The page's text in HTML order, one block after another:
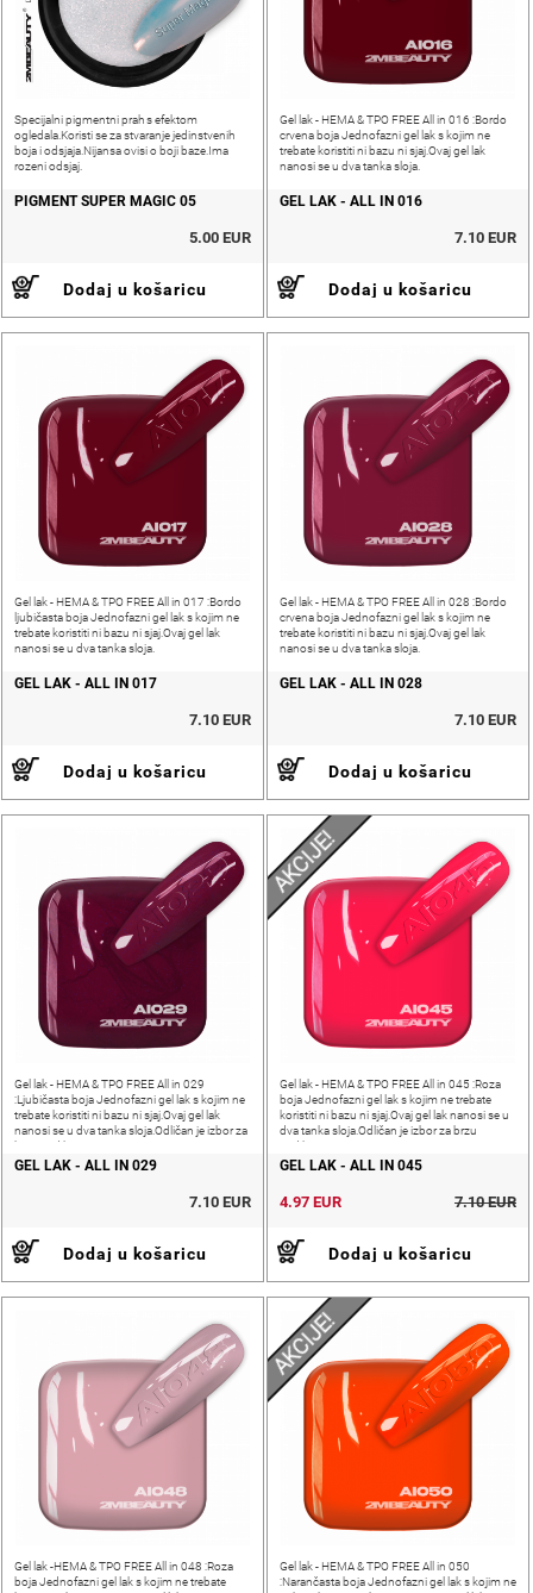
Specijalni pigmentni prah s efektom
ogledala.Koristi se za stvaranje jedinstvenih
boja i odsjaja.Nijansa ovisi o boji baze.Ima
rozeni odsjaj.
PIGMENT SUPER MAGIC 05
5.00 EUR
Dodaj u košaricu
Gel lak - HEMA & TPO FREE All in 016 :Bordo
crvena boja Jednofazni gel lak s kojim ne
trebate koristiti ni bazu ni sjaj.Ovaj gel lak
nanosi se u dva tanka sloja.
GEL LAK - ALL IN 016
7.10 EUR
Dodaj u košaricu
Gel lak - HEMA & TPO FREE All in 017 :Bordo
ljubičasta boja Jednofazni gel lak s kojim ne
trebate koristiti ni bazu ni sjaj.Ovaj gel lak
nanosi se u dva tanka sloja.
GEL LAK - ALL IN 017
7.10 EUR
Dodaj u košaricu
Gel lak - HEMA & TPO FREE All in 028 :Bordo
crvena boja Jednofazni gel lak s kojim ne
trebate koristiti ni bazu ni sjaj.Ovaj gel lak
nanosi se u dva tanka sloja.
GEL LAK - ALL IN 028
7.10 EUR
Dodaj u košaricu
Gel lak - HEMA & TPO FREE All in 029
:Ljubičasta boja Jednofazni gel lak s kojim ne
trebate koristiti ni bazu ni sjaj.Ovaj gel lak
nanosi se u dva tanka sloja.Odličan je izbor za
brzu pedikuru.
GEL LAK - ALL IN 029
7.10 EUR
Dodaj u košaricu
AKCIJE!
Gel lak - HEMA & TPO FREE All in 045 :Roza
boja Jednofazni gel lak s kojim ne trebate
koristiti ni bazu ni sjaj.Ovaj gel lak nanosi se u
dva tanka sloja.Odličan je izbor za brzu
pedikuru.
GEL LAK - ALL IN 045
4.97 EUR 7.10 EUR
Dodaj u košaricu
Gel lak -HEMA & TPO FREE All in 048 :Roza
boja Jednofazni gel lak s kojim ne trebate
AKCIJE!
Gel lak - HEMA & TPO FREE All in 050
:Narančasta boja Jednofazni gel lak s kojim ne